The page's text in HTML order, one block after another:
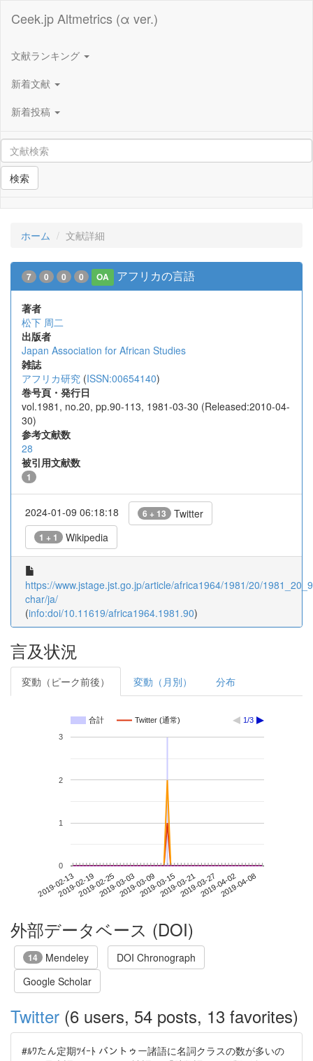
Ceek.jp Altmetrics (α ver.)
文献ランキング
新着文献
新着投稿
検索
ホーム 文献詳細
7 0 0 0 OA アフリカの言語
著者
松下 周二
出版者
Japan Association for African Studies
雑誌
アフリカ研究 (ISSN:00654140)
巻号頁・発行日
vol.1981, no.20, pp.90-113, 1981-03-30 (Released:2010-04-
30)
参考文献数
28
被引用文献数
1
2024-01-09 06:18:18 6 + 13 Twitter
1 + 1 Wikipedia
https://www.jstage.jst.go.jp/article/africa1964/1981/20/
char/ja/
(info:doi/10.11619/africa1964.1981.90)
言及状況
変動（ピーク前後） 変動（月別） 分布
合計 Twitter (通常) 1/3
2019-02-132019-02-192019-02-252019-03-032019-03-092019-03-152019-03-212019-03-272019-04-022019-04-08
0
1
2
3
外部データベース (DOI)
14 Mendeley
DOI Chronograph
Google Scholar
Twitter (6 users, 54 posts, 13 favorites)
#ﾙﾜたん定期ﾂｲｰﾄ バントゥー諸語に名詞クラスの数が多いの